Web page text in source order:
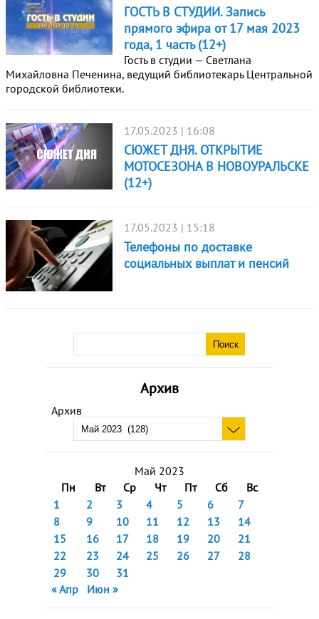
Архив
Архив
Май 2023
Пн
Вт Ср Чт Пт Сб
Вс
1
2 3 4 5 6
7
8
9 10 11 12 13
14
15
16 17 18 19 20
21
22
23 24 25 26 27
28
29
30
31
« Апр
Июн »
ГОСТЬ В СТУДИИ. Запись
прямого эфира от 17 мая 2023
года, 1 часть (12+)
Гость в студии — Светлана
Михайловна Печенина, ведущий библиотекарь Центральной
городской библиотеки.
17.05.2023 | 16:08
СЮЖЕТ ДНЯ. ОТКРЫТИЕ
МОТОСЕЗОНА В НОВОУРАЛЬСКЕ
(12+)
17.05.2023 | 15:18
Телефоны по доставке
социальных выплат и пенсий